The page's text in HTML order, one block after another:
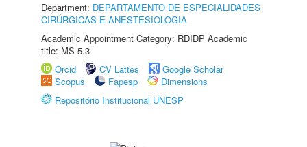
Department: DEPARTAMENTO DE ESPECIALIDADES
CIRÚRGICAS E ANESTESIOLOGIA
Academic Appointment Category: RDIDP Academic
title: MS-5.3
Orcid
CV Lattes
Google Scholar
Scopus
Fapesp
Dimensions
Repositório Institucional UNESP